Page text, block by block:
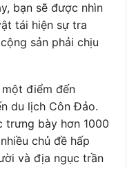
bạn sẽ được nhìn
tái hiện sự tra
sản phải chịu
điểm đến
du lịch Côn Đảo.
trưng bày hơn 1000
chủ đề hấp
và địa ngục trần